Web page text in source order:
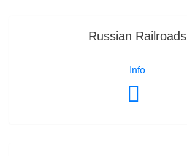
Russian Railroads
Info